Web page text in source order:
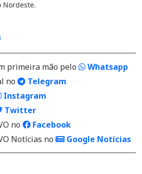
Nordeste.
primeira mão pelo
Whatsapp
no
Telegram
Instagram
Twitter
no
Facebook
Notícias no
Google Notícias